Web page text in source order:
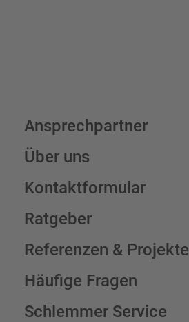
Ansprechpartner
Über uns
Kontaktformular
Ratgeber
Referenzen & Projekte
Häufige Fragen
Schlemmer Service